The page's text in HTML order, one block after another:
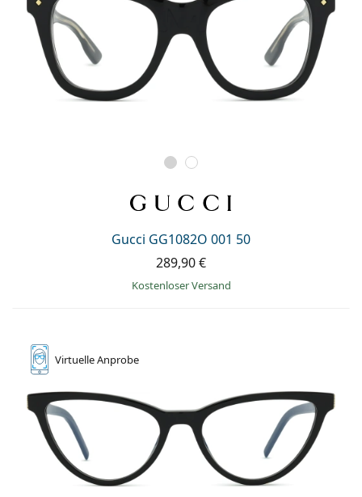
Gucci GG1082O 001 50
289,90 €
Kostenloser Versand
VirtuelleAnprobe